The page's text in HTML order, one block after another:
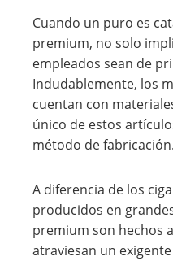
Cuando un puro es
premium, no solo
empleados sean de
Indudablemente, los
cuentan con
único de estos
método de fabricación.
A diferencia de los
producidos en
premium son hechos
atraviesan un